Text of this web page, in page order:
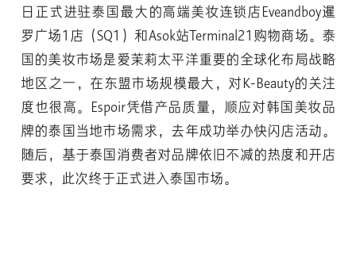
日正式进驻泰国最大的高端美妆连锁店Eveandboy暹
罗广场1店（SQ1）和Asok站Terminal21购物商场。泰
国的美妆市场是爱茉莉太平洋重要的全球化布局战略
地区之一，在东盟市场规模最大，对K-Beauty的关注
度也很高。Espoir凭借产品质量，顺应对韩国美妆品
牌的泰国当地市场需求，去年成功举办快闪店活动。
随后，基于泰国消费者对品牌依旧不减的热度和开店
要求，此次终于正式进入泰国市场。